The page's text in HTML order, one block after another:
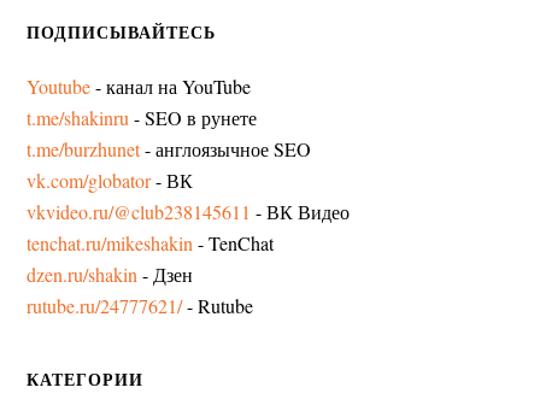
ПОДПИСЫВАЙТЕСЬ
Youtube- канал на YouTube
t.me/shakinru - SEO в рунете
t.me/burzhunet- англоязычное SEO
vk.com/globator- ВК
vkvideo.ru/@club238145611 - ВК Видео
tenchat.ru/mikeshakin - TenChat
dzen.ru/shakin - Дзен
rutube.ru/24777621/- Rutube
КАТЕГОРИИ